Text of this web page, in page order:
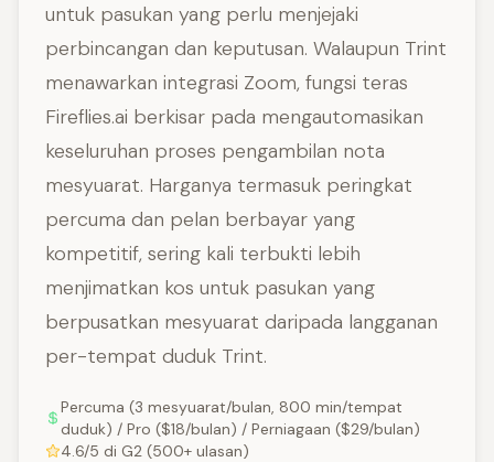
untuk pasukan yang perlu menjejaki
perbincangan dan keputusan. Walaupun Trint
menawarkan integrasi Zoom, fungsi teras
Fireflies.ai berkisar pada mengautomasikan
keseluruhan proses pengambilan nota
mesyuarat. Harganya termasuk peringkat
percuma dan pelan berbayar yang
kompetitif, sering kali terbukti lebih
menjimatkan kos untuk pasukan yang
berpusatkan mesyuarat daripada langganan
per-tempat duduk Trint.
Percuma (3 mesyuarat/bulan, 800 min/tempat
duduk) / Pro ($18/bulan) / Perniagaan ($29/bulan)
4.6/5 di G2 (500+ ulasan)